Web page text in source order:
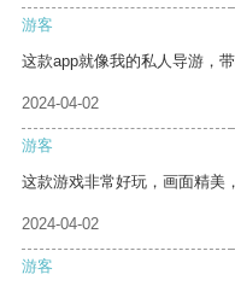
游客
这款app就像我的私人导游，
2024-04-02
游客
这款游戏非常好玩，画面精美
2024-04-02
游客